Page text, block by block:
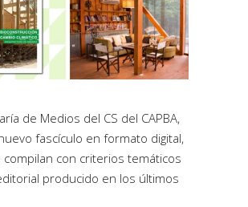
de Medios del CS del CAPBA,
fascículo en formato digital,
con criterios temáticos
producido en los últimos